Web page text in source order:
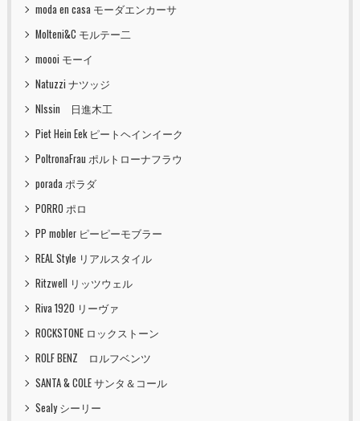
moda en casa モーダエンカーサ
Molteni&C モルテー二
moooi モーイ
Natuzzi ナツッジ
NIssin 日進木工
Piet Hein Eek ピートヘインイーク
PoltronaFrau ポルトローナフラウ
porada ポラダ
PORRO ポロ
PP mobler ピーピーモブラー
REAL Style リアルスタイル
Ritzwell リッツウェル
Riva 1920 リーヴァ
ROCKSTONE ロックストーン
ROLF BENZ ロルフベンツ
SANTA & COLE サンタ＆コール
Sealy シーリー